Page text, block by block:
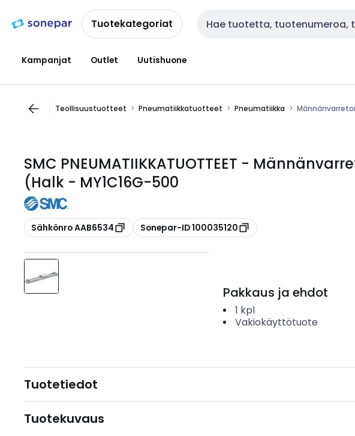
navigointiinsisältöönTuotekategoriat Haku
Kampanjat Outlet Uutishuone
Teollisuustuotteet Pneumatiikkatuotteet Pneumatiikka
SMC PNEUMATIIKKATUOTTEET -
(Halk - MY1C16G-500
Kopioi
Sähkönro AAB6534 Kopioi
Sonepar-ID 100035120
Pakkaus ja ehdot
1 kpl
Vakiokäyttötuote
Tuotetiedot
Tuotekuvaus